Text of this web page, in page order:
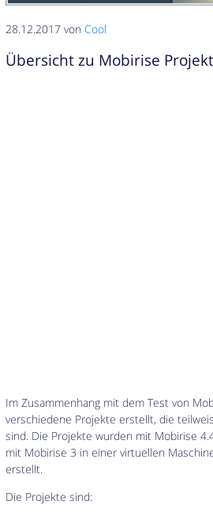
28.12.2017 vonCool
Übersicht zu Mobirise
Im Zusammenhang mit dem Test von
verschiedene Projekte erstellt, die
sind. Die Projekte wurden mit Mobirise
mit Mobirise 3 in einer virtuellen
erstellt.
Die Projekte sind: